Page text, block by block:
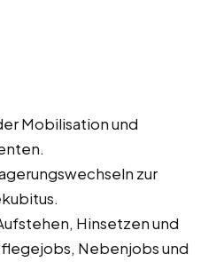
Mobilisation und
zur
Hinsetzen und
Nebenjobs und